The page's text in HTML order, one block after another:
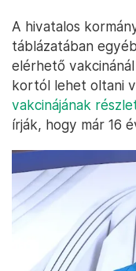
A hivatalos
táblázatában
elérhető
kortól lehet oltani
vakcinájának
írják, hogy már 16